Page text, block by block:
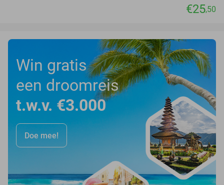
€25,50
Win gratis
een droomreis
t.w.v. €3.000
Doe mee!